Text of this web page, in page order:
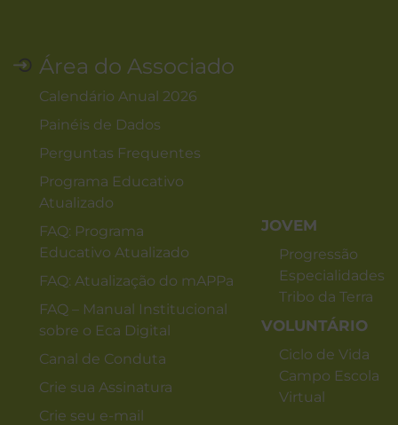
Área do Associado
Calendário Anual 2026
Painéis de Dados
Perguntas Frequentes
Programa Educativo
Atualizado
FAQ: Programa
Educativo Atualizado
FAQ: Atualização do mAPPa
FAQ – Manual Institucional
sobre o Eca Digital
Canal de Conduta
Crie sua Assinatura
Crie seu e-mail
JOVEM
Progressão
Especialidades
Tribo da Terra
VOLUNTÁRIO
Ciclo de Vida
Campo Escola
Virtual